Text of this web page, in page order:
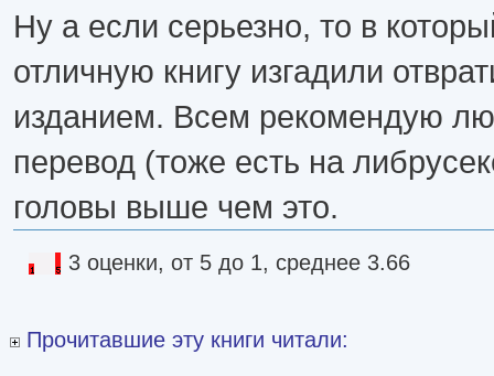
Ну а если серьезно, то в
отличную книгу изгадили
изданием. Всем рекомендую
перевод (тоже есть на
головы выше чем это.
3 оценки, от 5 до 1, среднее 3.66
Прочитавшие эту книги читали: